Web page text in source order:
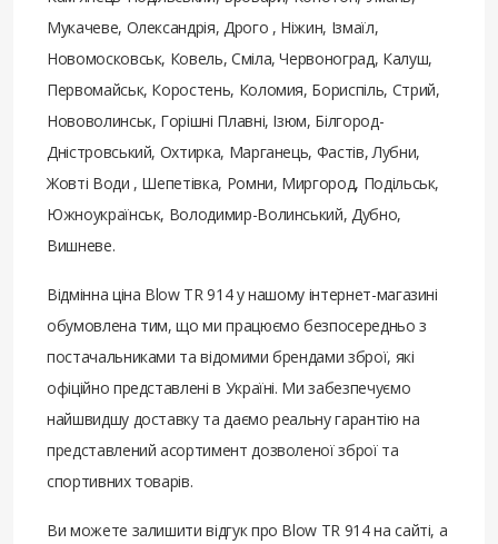
Мукачеве, Олександрія, Дрого , Ніжин, Ізмаїл,
Новомосковськ, Ковель, Сміла, Червоноград, Калуш,
Первомайськ, Коростень, Коломия, Бориспіль, Стрий,
Нововолинськ, Горішні Плавні, Ізюм, Білгород-
Дністровський, Охтирка, Марганець, Фастів, Лубни,
Жовті Води , Шепетівка, Ромни, Миргород, Подільськ,
Южноукраїнськ, Володимир-Волинський, Дубно,
Вишневе.
Відмінна ціна Blow TR 914 у нашому інтернет-магазині
обумовлена ​​тим, що ми працюємо безпосередньо з
постачальниками та відомими брендами зброї, які
офіційно представлені в Україні. Ми забезпечуємо
найшвидшу доставку та даємо реальну гарантію на
представлений асортимент дозволеної зброї та
спортивних товарів.
Ви можете залишити відгук про Blow TR 914 на сайті, а